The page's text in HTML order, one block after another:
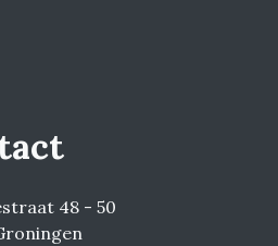
48 - 50